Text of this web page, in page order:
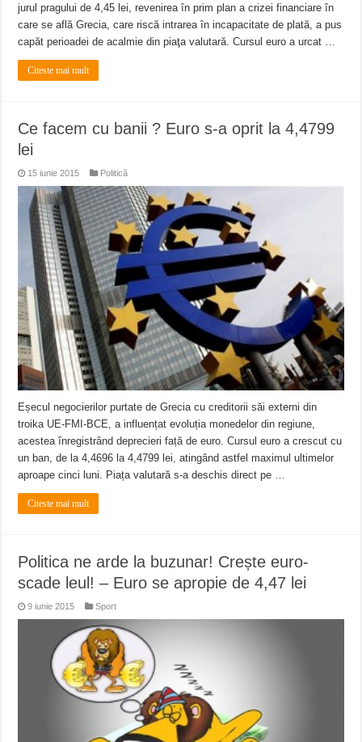
jurul pragului de 4,45 lei, revenirea în prim plan a crizei financiare în
care se află Grecia, care riscă intrarea în incapacitate de plată, a pus
capăt perioadei de acalmie din piaţa valutară. Cursul euro a urcat …
Citeste mai mult
Ce facem cu banii ? Euro s-a oprit la 4,4799
lei
15 iunie 2015 Politică
Eșecul negocierilor purtate de Grecia cu creditorii săi externi din
troika UE-FMI-BCE, a influențat evoluția monedelor din regiune,
acestea înregistrând deprecieri față de euro. Cursul euro a crescut cu
un ban, de la 4,4696 la 4,4799 lei, atingând astfel maximul ultimelor
aproape cinci luni. Piața valutară s-a deschis direct pe …
Citeste mai mult
Politica ne arde la buzunar! Crește euro-
scade leul! – Euro se apropie de 4,47 lei
9 iunie 2015 Sport